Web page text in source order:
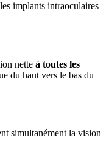
implants intraoculaires
nette à toutes les
du haut vers le bas du
simultanément la vision